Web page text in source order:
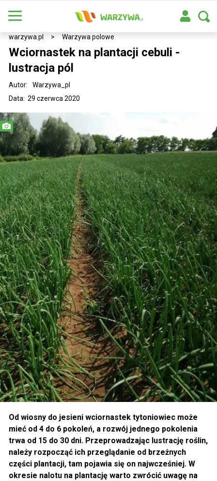
warzywa.pl > Warzywa polowe
Wciornastek na plantacji cebuli -
lustracja pól
Data: 29 czerwca 2020
Autor: Warzywa_pl
Od wiosny do jesieni wciornastek tytoniowiec może
mieć od 4 do 6 pokoleń, a rozwój jednego pokolenia
trwa od 15 do 30 dni. Przeprowadzając lustrację roślin,
należy rozpocząć ich przeglądanie od brzeżnych
części plantacji, tam pojawia się on najwcześniej. W
okresie nalotu na plantację warto zwrócić uwagę na